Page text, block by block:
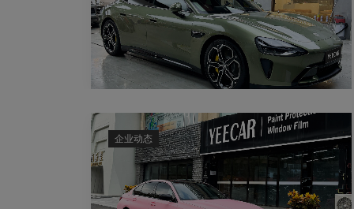
企业动态